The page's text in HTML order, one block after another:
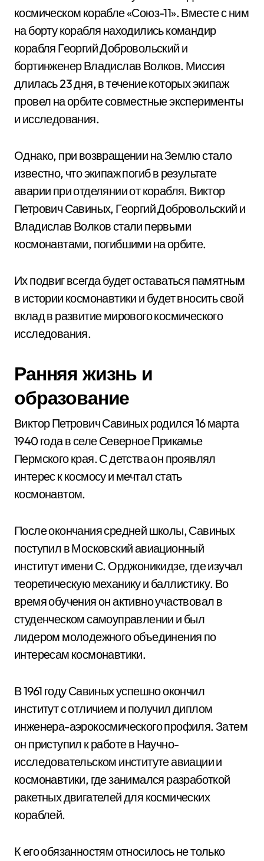
космическом корабле «Союз-11». Вместе с ним
на борту корабля находились командир
корабля Георгий Добровольский и
бортинженер Владислав Волков. Миссия
длилась 23 дня, в течение которых экипаж
провел на орбите совместные эксперименты
и исследования.
Однако, при возвращении на Землю стало
известно, что экипаж погиб в результате
аварии при отделянии от корабля. Виктор
Петрович Савиных, Георгий Добровольский и
Владислав Волков стали первыми
космонавтами, погибшими на орбите.
Их подвиг всегда будет оставаться памятным
в истории космонавтики и будет вносить свой
вклад в развитие мирового космического
исследования.
Ранняя жизнь и
образование
Виктор Петрович Савиных родился 16 марта
1940 года в селе Северное Прикамье
Пермского края. С детства он проявлял
интерес к космосу и мечтал стать
космонавтом.
После окончания средней школы, Савиных
поступил в Московский авиационный
институт имени С. Орджоникидзе, где изучал
теоретическую механику и баллистику. Во
время обучения он активно участвовал в
студенческом самоуправлении и был
лидером молодежного объединения по
интересам космонавтики.
В 1961 году Савиных успешно окончил
институт с отличием и получил диплом
инженера-аэрокосмического профиля. Затем
он приступил к работе в Научно-
исследовательском институте авиации и
космонавтики, где занимался разработкой
ракетных двигателей для космических
кораблей.
К его обязанностям относилось не только